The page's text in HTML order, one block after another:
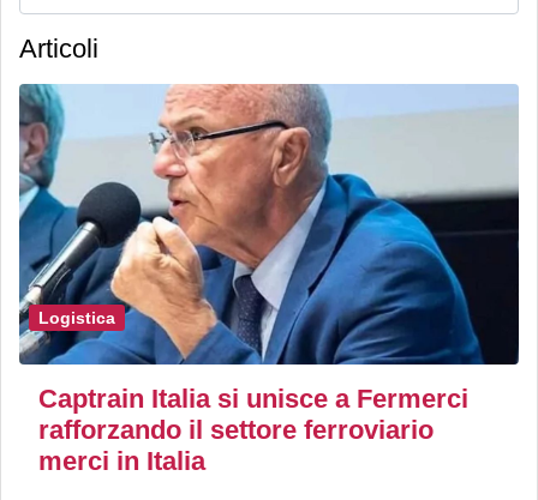
Articoli
Logistica
Captrain Italia si unisce a Fermerci
rafforzando il settore ferroviario
merci in Italia